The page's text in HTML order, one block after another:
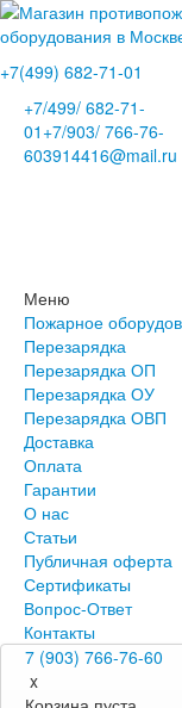
+7(499) 682-71-01
+7/499/ 682-71-
01 +7/903/ 766-76-
603914416@mail.ru
Меню
Пожарное
Перезарядка
Перезарядка ОП
Перезарядка ОУ
Перезарядка ОВП
Доставка
Оплата
Гарантии
О нас
Статьи
Публичная оферта
Сертификаты
Вопрос-Ответ
Контакты
7 (903) 766-76-60
x